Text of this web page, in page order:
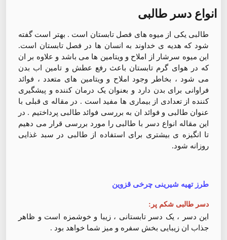
انواع دسر طالبی
طالبی یکی از میوه های فصل تابستان است . بهتر است گفته
شود که هدیه ی خداوند به انسان ها در فصل تابستان است.
این میوه سرشار از املاح و ویتامین ها می باشد و علاوه بر ان
که در هوای گرم تابستان باعث رفع عطش و تامین اب بدن
می شود ، بخاطر وجود املاح و ویتامین های متعدد ، فوائد
فراوانی برای بدن دارد و بعنوان یک درمان کننده و پیشگیری
کننده از تعدادی از بیماری ها مفید است . در مقاله ی قبلی با
عنوان طالبی و فوائد ان به بررسی فوائد طالبی پرداختیم . در
این مقاله انواع دسر با طالبی را مورد بررسی قرار می دهیم
تا انگیزه ی بیشتری برای استفاده از طالبی در سبد غذایی
روزانه شود.
طرز تهیه شیرینی چرخی قزوین
دسر طالبی شکم پر:
این دسر ، یک دسر تابستانی ، زیبا و خوشمزه است و ظاهر
جذاب ان زیبایی بخش سفره و میز شما خواهد بود .